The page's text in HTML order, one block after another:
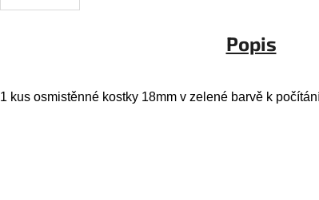
Popis
1 kus osmistěnné kostky 18mm v zelené barvě k